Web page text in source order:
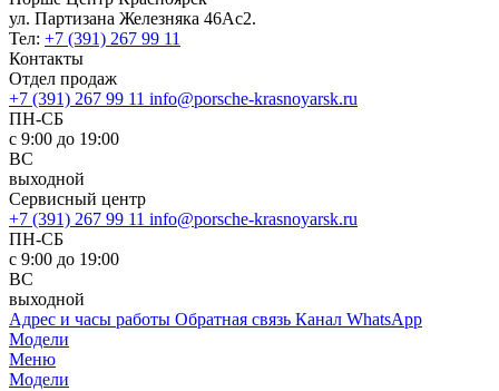
ул. Партизана Железняка 46Ас2.
Тел: +7 (391) 267 99 11
Контакты
Отдел продаж
+7 (391) 267 99 11 info@porsche-krasnoyarsk.ru
ПН-СБ
c 9:00 до 19:00
ВС
выходной
Сервисный центр
+7 (391) 267 99 11 info@porsche-krasnoyarsk.ru
ПН-СБ
с 9:00 до 19:00
ВС
выходной
Адрес и часы работы Обратная связь Канал WhatsApp
Модели
Меню
Модели